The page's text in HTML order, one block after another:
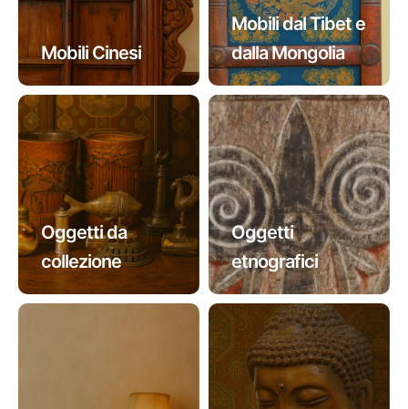
Mobili Cinesi
Mobili dal Tibet e
dalla Mongolia
Oggetti da
collezione
Oggetti
etnografici